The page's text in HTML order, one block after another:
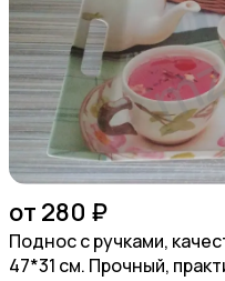
от 280 ₽
Поднос с ручками,
47*31 см. Прочный,